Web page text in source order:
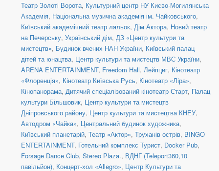
Театр Золоті Ворота, Культурний центр НУ Києво-Могилянська
Академія, Національна музична академія ім. Чайковського,
Київський академічний театр ляльок, Дім Актора, Новий театр
на Печерську, Український дім, ДЗ «Центр культури та
мистецтв», Будинок вчених НАН України, Київський палац
дітей та юнацтва, Центр культури та мистецтв МВС України,
ARENA ENTERTAINMENT, Freedom Hall, Лейпциг, Кінотеатр
«Флоренція», Кінотеатр Київська Русь, Кінотеатр «Ліра»,
Кінопанорама, Дитячий спеціалізований кінотеатр Старт, Палац
культури Більшовик, Центр культури та мистецтв
Дніпровського району, Центр культури та мистецтва КНЕУ,
Автодром «Чайка», Центральний будинок художника,
Київський планетарій, Театр «Актор», Труханів острів, BINGO
ENTERTAINMENT, Готельний комплекс Турист, Docker Pub,
Forsage Dance Club, Stereo Plaza., ВДНГ (Teleport360,10
павільйон), Концерт-хол «Allegro», Центр Культури та